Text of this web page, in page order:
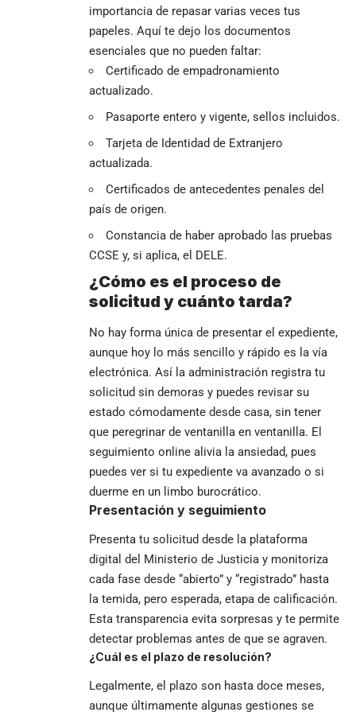
importancia de repasar varias veces tus
papeles. Aquí te dejo los documentos
esenciales que no pueden faltar:
Certificado de empadronamiento
actualizado.
Pasaporte entero y vigente, sellos incluidos.
Tarjeta de Identidad de Extranjero
actualizada.
Certificados de antecedentes penales del
país de origen.
Constancia de haber aprobado las pruebas
CCSE y, si aplica, el DELE.
¿Cómo es el proceso de
solicitud y cuánto tarda?
No hay forma única de presentar el expediente,
aunque hoy lo más sencillo y rápido es la vía
electrónica. Así la administración registra tu
solicitud sin demoras y puedes revisar su
estado cómodamente desde casa, sin tener
que peregrinar de ventanilla en ventanilla. El
seguimiento online alivia la ansiedad, pues
puedes ver si tu expediente va avanzado o si
duerme en un limbo burocrático.
Presentación y seguimiento
Presenta tu solicitud desde la plataforma
digital del Ministerio de Justicia y monitoriza
cada fase desde “abierto” y “registrado” hasta
la temida, pero esperada, etapa de calificación.
Esta transparencia evita sorpresas y te permite
detectar problemas antes de que se agraven.
¿Cuál es el plazo de resolución?
Legalmente, el plazo son hasta doce meses,
aunque últimamente algunas gestiones se